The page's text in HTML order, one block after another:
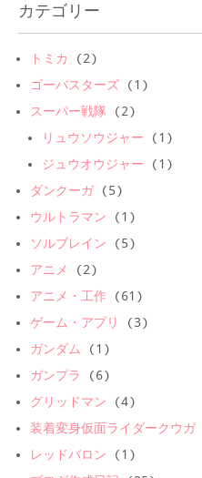
カテゴリー
トミカ
(2)
ゴーバスターズ (1)
スーパー戦隊 (2)
リュウソウジャー (1)
ジュウオウジャー (1)
ダンクーガ (5)
ウルトラマン (1)
ソルブレイン (5)
アニメ
(2)
アニメ・工作 (61)
ゲーム・アプリ
(3)
ガンダム
(1)
ガンプラ
(6)
グリッドマン (4)
装着変身仮面ライダークウガ
レッドバロン (1)